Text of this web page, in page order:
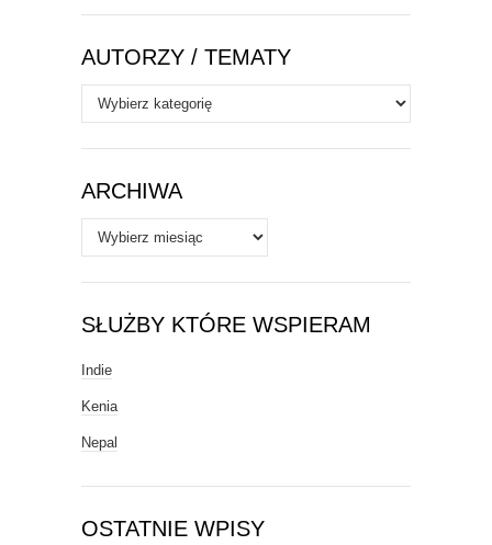
AUTORZY / TEMATY
Autorzy
/
Tematy
ARCHIWA
Archiwa
SŁUŻBY KTÓRE WSPIERAM
Indie
Kenia
Nepal
OSTATNIE WPISY